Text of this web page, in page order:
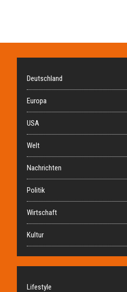
Deutschland
Europa
USA
Welt
Nachrichten
Politik
Wirtschaft
Kultur
Lifestyle